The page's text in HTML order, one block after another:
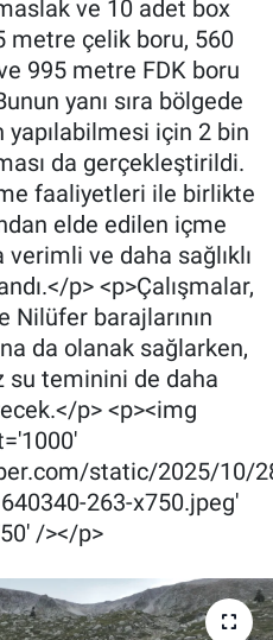
ve 10 adet box
metre çelik boru, 560
995 metre FDK boru
yanı sıra bölgede
için 2 bin
da gerçekleştirildi.
faaliyetleri ile birlikte
elde edilen içme
verimli ve daha sağlıklı
p> <p>Çalışmalar,
Nilüfer barajlarının
da olanak sağlarken,
su teminini de daha
p> <p><img
static/2025/10/
263-x750.jpeg'
/></p>